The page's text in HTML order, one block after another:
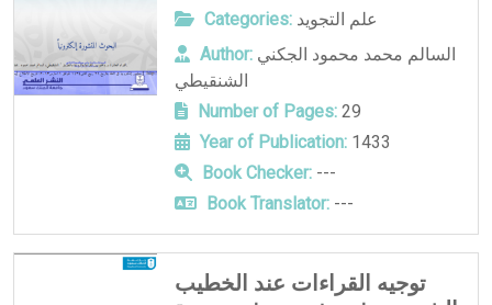
Categories: علم التجويد
Author: السالم محمد محمود الجكني
الشنقيطي
Number of Pages:29
Year of Publication:1433
Book Checker:---
Book Translator:---
توجيه القراءات عند الخطيب